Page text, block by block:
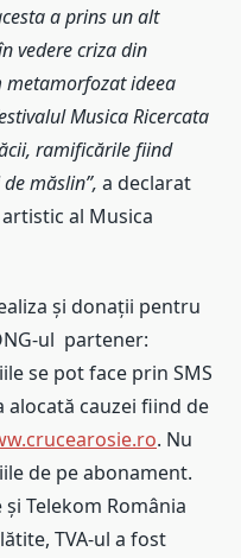
a prins un alt
vedere crizadin
metamorfozat ideea
Musica Ricercata
ramificările fiind
măslin”, a declarat
al Musica
și donații pentru
ul partener:
se pot face prin SMS
alocată cauzei fiind de
. Nu
de pe abonament.
Telekom România
TVA-ul a fost